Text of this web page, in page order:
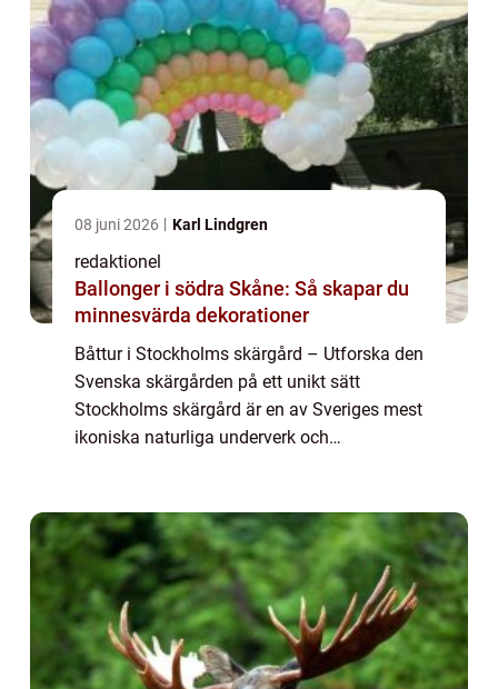
08 juni 2026 Karl Lindgren
redaktionel
Ballonger i södra Skåne: Så skapar du
minnesvärda dekorationer
Båttur i Stockholms skärgård – Utforska den
Svenska skärgården på ett unikt sätt
Stockholms skärgård är en av Sveriges mest
ikoniska naturliga underverk och